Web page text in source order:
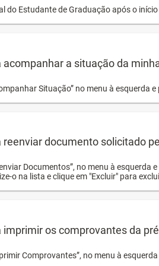
do Estudante de Graduação após o
acompanhar a situação da
Situação” no menu à
documento solicitado
Documentos”, no menu à
o na lista e clique em "Excluir" para
imprimir os comprovantes da
Comprovantes”, no menu à